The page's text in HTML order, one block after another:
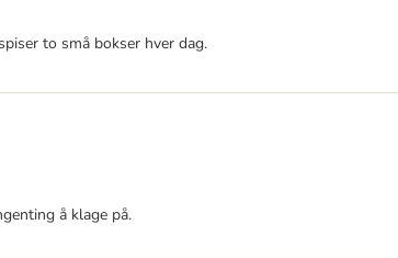
to små bokser hver dag.
å klage på.